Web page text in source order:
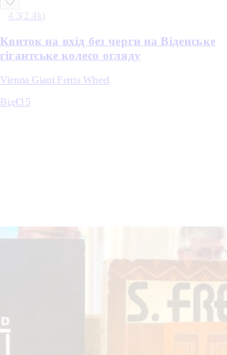
4.3( 2.4k )
Квиток на вхід без черги на Віденське
гігантське колесо огляду
Vienna Giant Ferris Wheel
Від€15